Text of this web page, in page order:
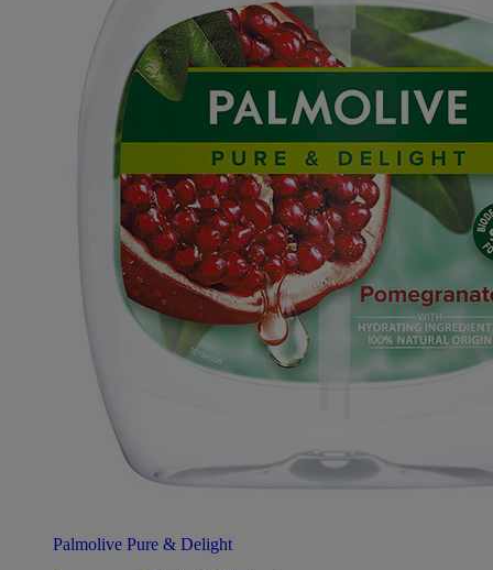
Palmolive Pure & Delight